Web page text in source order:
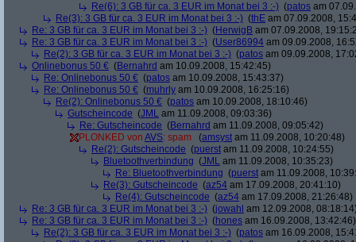
Re(6): 3 GB für ca. 3 EUR im Monat bei 3 :-) (patos am
Re(3): 3 GB für ca. 3 EUR im Monat bei 3 :-) (thE am 07.09.2008,
Re: 3 GB für ca. 3 EUR im Monat bei 3 :-) (HerwigB am 07.09.2008,
Re: 3 GB für ca. 3 EUR im Monat bei 3 :-) (User86994 am 09.09.2008,
Re(2): 3 GB für ca. 3 EUR im Monat bei 3 :-) (patos am 09.09.2008,
Onlinebonus 50 € (Bernahrd am 10.09.2008, 15:42:45)
Re: Onlinebonus 50 € (patos am 10.09.2008, 15:43:37)
Re: Onlinebonus 50 € (muhrly am 10.09.2008, 16:25:16)
Re(2): Onlinebonus 50 € (patos am 10.09.2008, 18:10:46)
Gutscheincode (JML am 11.09.2008, 09:03:36)
Re: Gutscheincode (Bernahrd am 11.09.2008, 09:05:42)
PLONKED von AVS: spam (amsyst am 11.09.2008, 10:20:48)
Re(2): Gutscheincode (puerst am 11.09.2008, 10:24:55)
Bluetoothverbindung (JML am 11.09.2008, 10:35:23)
Re: Bluetoothverbindung (puerst am 11.09.2008,
Re(3): Gutscheincode (az54 am 17.09.2008, 20:41:10)
Re(4): Gutscheincode (az54 am 17.09.2008, 21:26:48)
Re: 3 GB für ca. 3 EUR im Monat bei 3 :-) (jowahl am 12.09.2008,
Re: 3 GB für ca. 3 EUR im Monat bei 3 :-) (hones am 16.09.2008, 13:42:46)
Re(2): 3 GB für ca. 3 EUR im Monat bei 3 :-) (patos am 16.09.2008,